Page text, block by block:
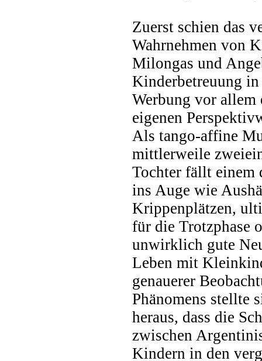
Zuerst schien das
Wahrnehmen von
Milongas und
Kinderbetreuung in
Werbung vor allem
eigenen
Als tango-affine
mittlerweile
Tochter fällt einem
ins Auge wie
Krippenplätzen,
für die Trotzphase
unwirklich gute
Leben mit
genauerer
Phänomens stellte
heraus, dass die
zwischen
Kindern in den